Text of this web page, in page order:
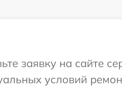
заявку на сайте
условий